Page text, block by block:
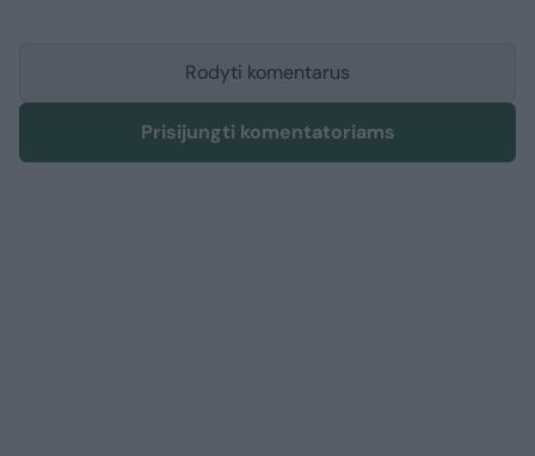
Rodyti komentarus
Prisijungti komentatoriams